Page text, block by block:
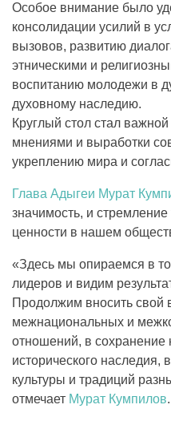
Особое внимание было
консолидации усилий в
вызовов, развитию
этническими и
воспитанию молодежи в
духовному наследию.
Круглый стол стал
мнениями и выработки
укреплению мира и
Глава Адыгеи Мурат
значимость, и
ценности в нашем
«Здесь мы опираемся в
лидеров и видим
Продолжим вносить свой
межнациональных и
отношений, в сохранение
исторического наследия,
культуры и традиций
отмечает Мурат Кумпилов.